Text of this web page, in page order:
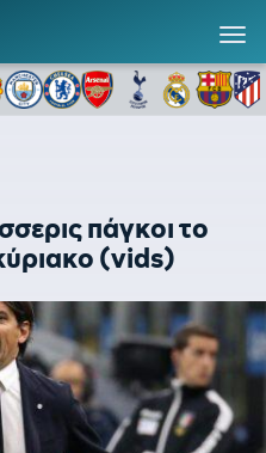
πάγκοι το
(vids)